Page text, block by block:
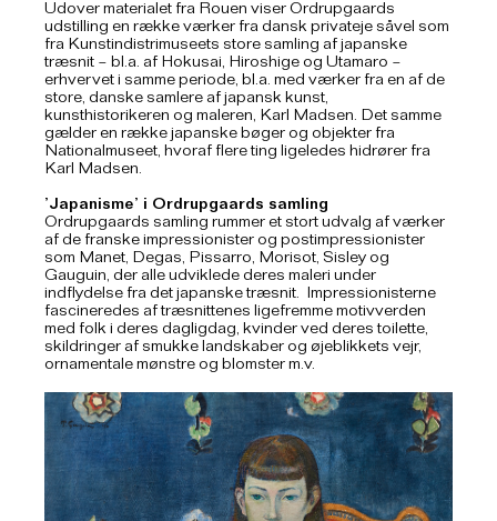
Udover materialet fra Rouen viser Ordrupgaards
udstilling en række værker fra dansk privateje såvel som
fra Kunstindistrimuseets store samling af japanske
træsnit – bl.a. af Hokusai, Hiroshige og Utamaro –
erhvervet i samme periode, bl.a. med værker fra en af de
store, danske samlere af japansk kunst,
kunsthistorikeren og maleren, Karl Madsen. Det samme
gælder en række japanske bøger og objekter fra
Nationalmuseet, hvoraf flere ting ligeledes hidrører fra
Karl Madsen.
’Japanisme’ i Ordrupgaards samling
Ordrupgaards samling rummer et stort udvalg af værker
af de franske impressionister og postimpressionister
som Manet, Degas, Pissarro, Morisot, Sisley og
Gauguin, der alle udviklede deres maleri under
indflydelse fra det japanske træsnit. Impressionisterne
fascineredes af træsnittenes ligefremme motivverden
med folk i deres dagligdag, kvinder ved deres toilette,
skildringer af smukke landskaber og øjeblikkets vejr,
ornamentale mønstre og blomster m.v.